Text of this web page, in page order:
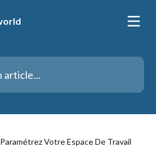
Paramétrez Votre Espace De Travail